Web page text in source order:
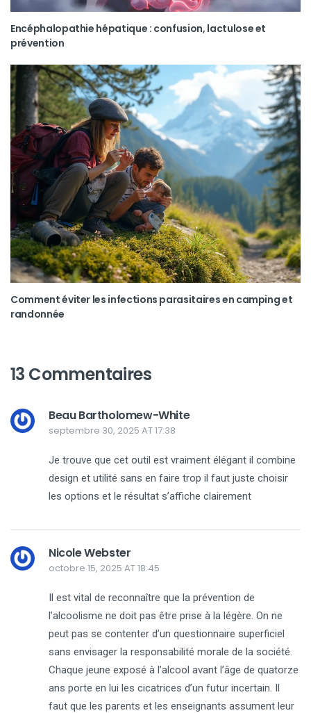
Encéphalopathie hépatique : confusion, lactulose et
prévention
Comment éviter les infections parasitaires en camping et
randonnée
13 Commentaires
Beau Bartholomew-White
septembre 30, 2025 AT 17:38
Je trouve que cet outil est vraiment élégant il combine
design et utilité sans en faire trop il faut juste choisir
les options et le résultat s’affiche clairement
Nicole Webster
octobre 15, 2025 AT 18:45
Il est vital de reconnaître que la prévention de
l’alcoolisme ne doit pas être prise à la légère. On ne
peut pas se contenter d’un questionnaire superficiel
sans envisager la responsabilité morale de la société.
Chaque jeune exposé à l’alcool avant l’âge de quatorze
ans porte en lui les cicatrices d’un futur incertain. Il
faut que les parents et les enseignants assument leur